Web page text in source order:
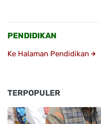
PENDIDIKAN
Ke Halaman Pendidikan
TERPOPULER